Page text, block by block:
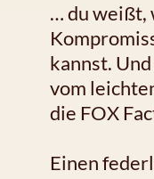
… du weißt,
kannst.
vom
die FOX
Einen